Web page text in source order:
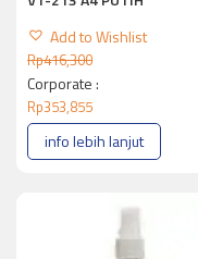
Add to Wishlist
Rp416,300
Corporate :
Rp353,855
info lebih lanjut